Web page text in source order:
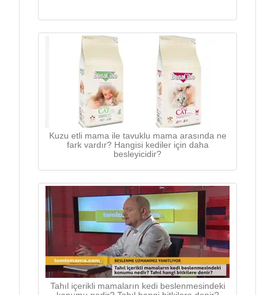
Kuzu etli mama ile tavuklu mama arasında ne
fark vardır? Hangisi kediler için daha
besleyicidir?
Tahıl içerikli mamaların kedi beslenmesindeki